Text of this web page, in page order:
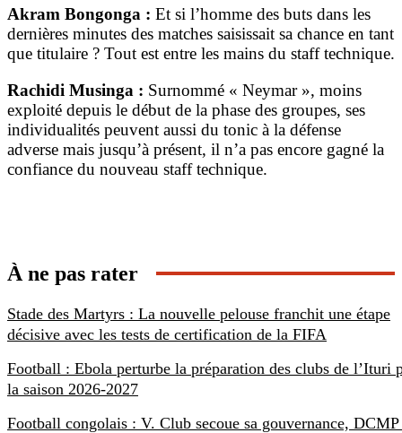
Akram Bongonga : Et si l’homme des buts dans les
dernières minutes des matches saisissait sa chance en tant
que titulaire ? Tout est entre les mains du staff technique.
Rachidi Musinga : Surnommé « Neymar », moins
exploité depuis le début de la phase des groupes, ses
individualités peuvent aussi du tonic à la défense
adverse mais jusqu’à présent, il n’a pas encore gagné la
confiance du nouveau staff technique.
À ne pas rater
Stade des Martyrs : La nouvelle pelouse franchit une étape
décisive avec les tests de certification de la FIFA
Football : Ebola perturbe la préparation des clubs de l’Ituri
la saison 2026-2027
Football congolais : V. Club secoue sa gouvernance, DCMP